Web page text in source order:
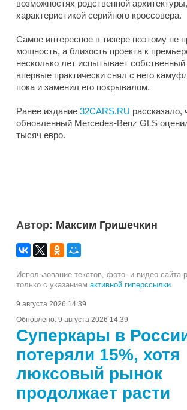
возможностях родственной
характеристикой серийного кроссовера.
Самое интересное в тизере поэтому не
мощность, а близость проекта к
несколько лет испытывает
впервые практически снял с него
пока и заменил его покрывалом.
Ранее издание 32CARS.RU рассказало,
обновленный Mercedes-Benz GLS
тысяч евро.
Автор: Максим Гришечкин
Использование текстов, фото- и видео сайта
только с указанием активной гиперссылки.
9 августа 2026 14:39
Обновлено: 9 августа 2026 14:39
Суперкары в
потеряли 15%, хотя
люксовый рынок
продолжает расти